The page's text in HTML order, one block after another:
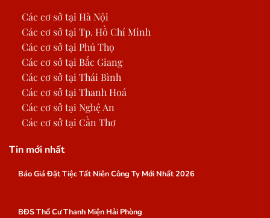
Các cơ sở tại Hà Nội
Các cơ sở tại Tp. Hồ Chí Minh
Các cơ sở tại Phú Thọ
Các cơ sở tại Bắc Giang
Các cơ sở tại Thái Bình
Các cơ sở tại Thanh Hoá
Các cơ sở tại Nghệ An
Các cơ sở tại Cần Thơ
Tin mới nhất
Báo Giá Đặt Tiệc Tất Niên Công Ty Mới Nhất 2026
BĐS Thổ Cư Thanh Miện Hải Phòng